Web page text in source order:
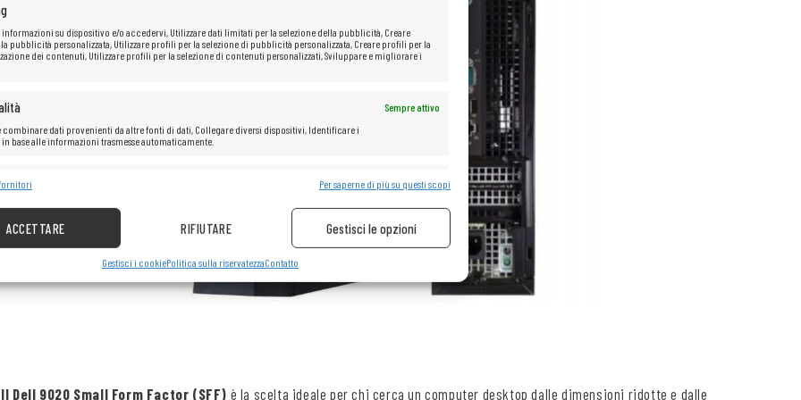
su dispositivo e/o accedervi, Utilizzare dati limitati per la selezione della pubblicità, Creare
pubblicità personalizzata, Utilizzare profili per la selezione di pubblicità personalizzata, Creare profili per la
dei contenuti, Utilizzare profili per la selezione di contenuti personalizzati, Sviluppare e migliorare i
Sempre attivo
combinare dati provenienti da altre fonti di dati, Collegare diversi dispositivi, Identificare i
base alle informazioni trasmesse automaticamente.
la sicurezza, prevenire e rilevare frodi, correggere errori, Erogare e
Sempre attivo
fornitori Per saperne di più su questi scopi
ACCETTARE RIFIUTARE Gestisci le opzioni
Gestisci i cookiePolitica sulla riservatezzaContatto
Il Dell 9020 Small Form Factor (SFF) è la scelta ideale per chi cerca un computer desktop dalle dimensioni ridotte e dalle